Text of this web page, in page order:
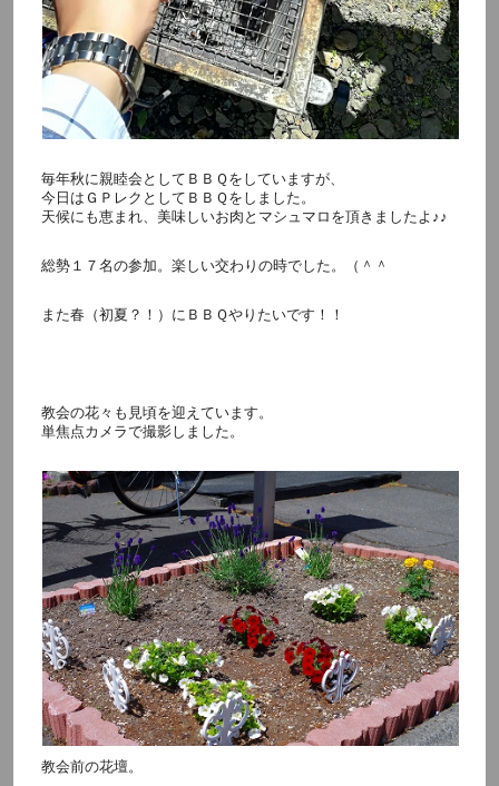
毎年秋に親睦会としてＢＢＱをしていますが、
今日はＧＰレクとしてＢＢＱをしました。
天候にも恵まれ、美味しいお肉とマシュマロを頂きましたよ♪♪
総勢１７名の参加。楽しい交わりの時でした。（＾＾
また春（初夏？！）にＢＢＱやりたいです！！
教会の花々も見頃を迎えています。
単焦点カメラで撮影しました。
教会前の花壇。